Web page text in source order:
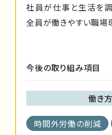
社員が仕事と生活を
全員が働きやすい職場
今後の取り組み項目
働き
時間外労働の削減